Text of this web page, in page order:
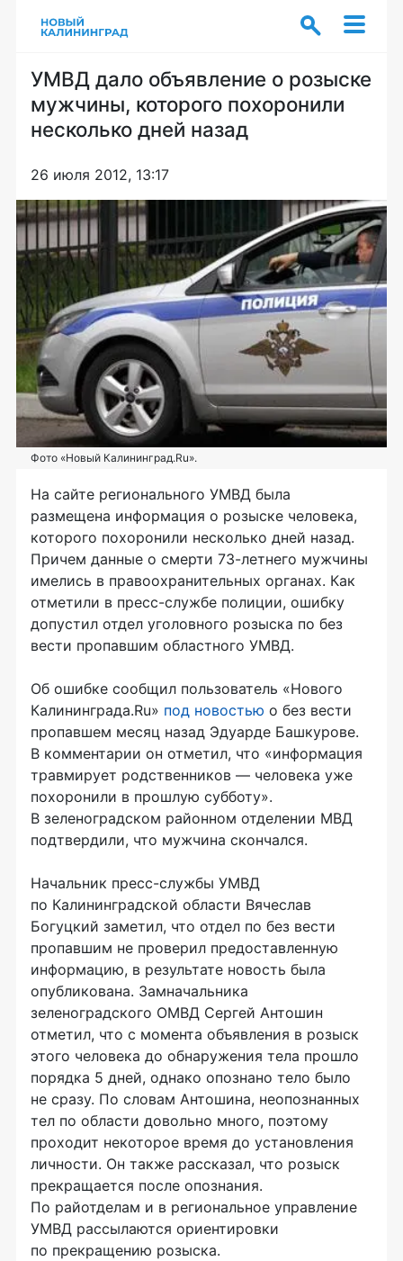
УМВД дало объявление о розыске
мужчины, которого похоронили
несколько дней назад
26 июля 2012, 13:17
Фото «Новый Калининград.Ru».
На сайте регионального УМВД была
размещена информация о розыске человека,
которого похоронили несколько дней назад.
Причем данные о смерти 73-летнего мужчины
имелись в правоохранительных органах. Как
отметили в пресс-службе полиции, ошибку
допустил отдел уголовного розыска по без
вести пропавшим областного УМВД.
Об ошибке сообщил пользователь «Нового
Калининграда.Ru» под новостью о без вести
пропавшем месяц назад Эдуарде Башкурове.
В комментарии он отметил, что «информация
травмирует родственников — человека уже
похоронили в прошлую субботу».
В зеленоградском районном отделении МВД
подтвердили, что мужчина скончался.
Начальник пресс-службы УМВД
по Калининградской области Вячеслав
Богуцкий заметил, что отдел по без вести
пропавшим не проверил предоставленную
информацию, в результате новость была
опубликована. Замначальника
зеленоградского ОМВД Сергей Антошин
отметил, что с момента объявления в розыск
этого человека до обнаружения тела прошло
порядка 5 дней, однако опознано тело было
не сразу. По словам Антошина, неопознанных
тел по области довольно много, поэтому
проходит некоторое время до установления
личности. Он также рассказал, что розыск
прекращается после опознания.
По райотделам и в региональное управление
УМВД рассылаются ориентировки
по прекращению розыска.